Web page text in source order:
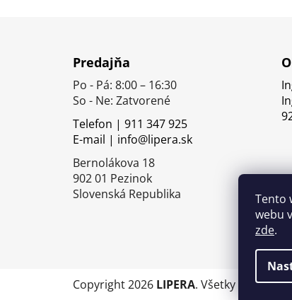
Tento
webu
zde.
Predajňa
Po - Pá: 8:00 – 16:30
So - Ne: Zatvorené
Telefon | 911 347 925
E-mail | info@lipera.sk
Bernolákova 18
902 01 Pezinok
Slovenská Republika
Copyright 2026 LIPERA. Všetky práva